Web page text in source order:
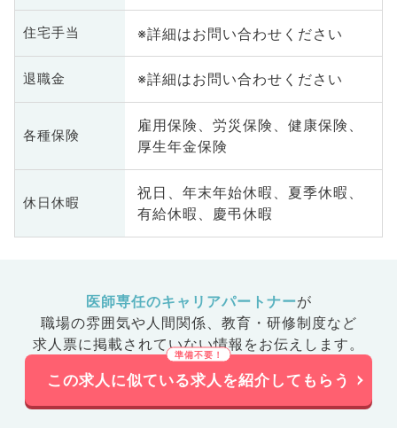
住宅手当 ※詳細はお問い合わせください
退職金 ※詳細はお問い合わせください
各種保険
雇用保険、労災保険、健康保険、
厚生年金保険
休日休暇
祝日、年末年始休暇、夏季休暇、
有給休暇、慶弔休暇
医師専任のキャリアパートナーが
職場の雰囲気や人間関係、 教育・研修制度など
求人票に掲載されていない情報をお伝えします。
この求人に似ている求人を紹介してもらう